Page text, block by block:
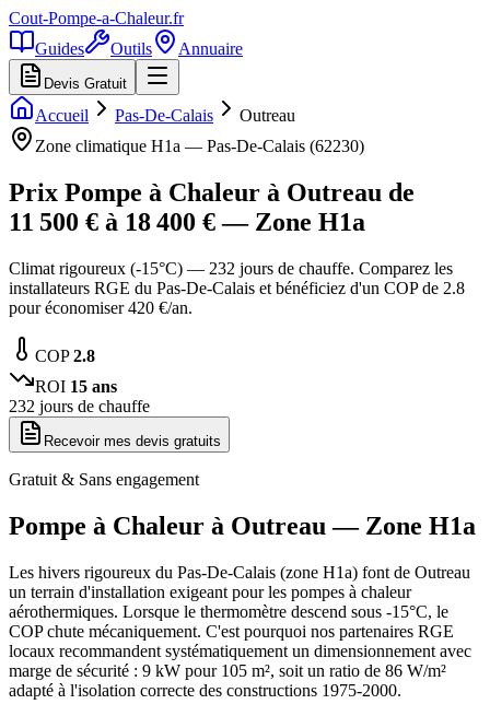
Cout-Pompe-a-Chaleur.fr
Guides
Outils Annuaire
Devis Gratuit
Accueil Pas-De-Calais
Outreau
Zone climatique H1a — Pas-De-Calais (62230)
Prix Pompe à Chaleur à Outreau de
11 500 € à 18 400 € — Zone H1a
Climat rigoureux (-15°C) — 232 jours de chauffe. Comparez les
installateurs RGE du Pas-De-Calais et bénéficiez d'un COP de 2.8
pour économiser 420 €/an.
COP2.8
ROI 15 ans
232 jours de chauffe
Recevoir mes devis gratuits
Gratuit & Sans engagement
Pompe à Chaleur à Outreau — Zone H1a
Les hivers rigoureux du Pas-De-Calais (zone H1a) font de Outreau
un terrain d'installation exigeant pour les pompes à chaleur
aérothermiques. Lorsque le thermomètre descend sous -15°C, le
COP chute mécaniquement. C'est pourquoi nos partenaires RGE
locaux recommandent systématiquement un dimensionnement avec
marge de sécurité : 9 kW pour 105 m², soit un ratio de 86 W/m²
adapté à l'isolation correcte des constructions 1975-2000.